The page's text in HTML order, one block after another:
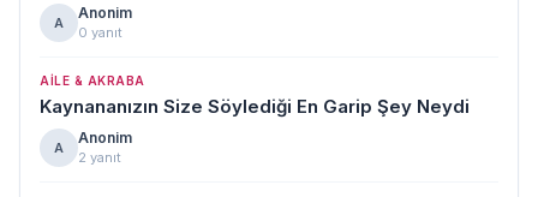
A
Anonim
0 yanıt
AILE & AKRABA
Kaynananızın Size Söylediği En Garip Şey Neydi
A
Anonim
2 yanıt